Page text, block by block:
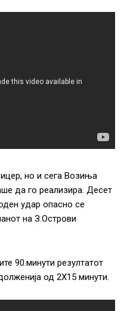
но и сега Возиња
да го реализира. Десет
удар опасно се
на З.Острови
90.минути резултатот
од 2Х15 минути.